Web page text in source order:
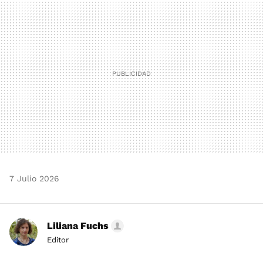
MAIL
7 Julio 2026
Liliana Fuchs
Editor